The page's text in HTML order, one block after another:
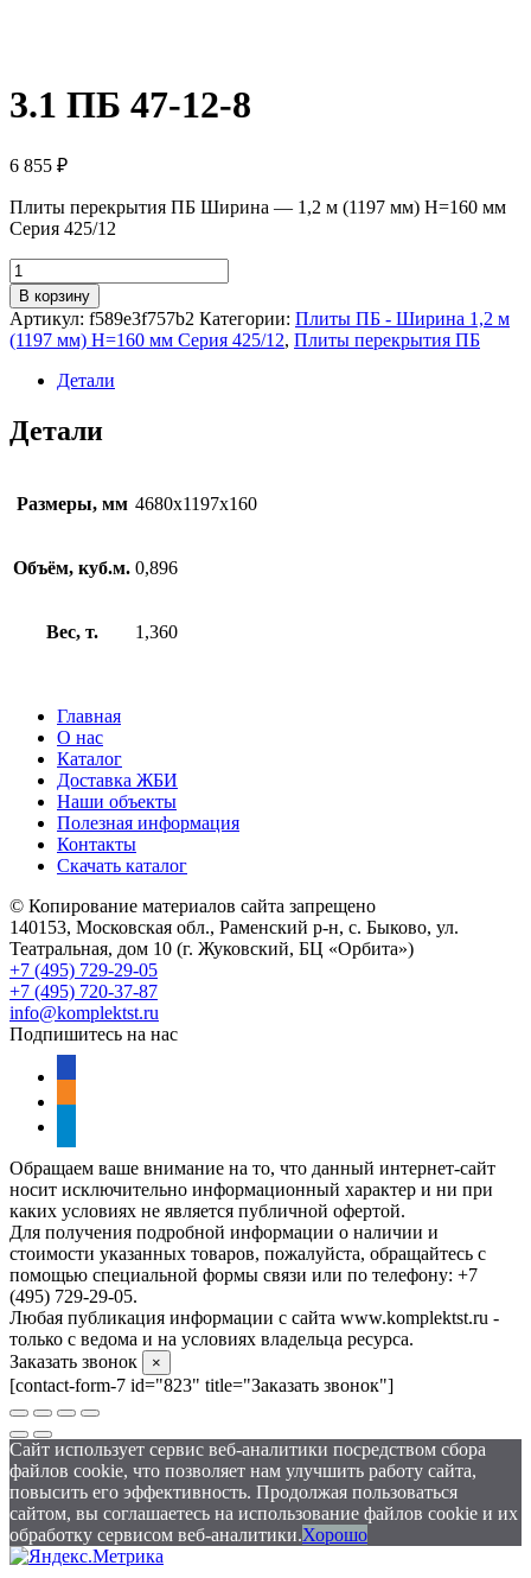
3.1 ПБ 47-12-8
6 855 ₽
Плиты перекрытия ПБ Ширина — 1,2 м (1197 мм) H=160 мм
Серия 425/12
Количество
товара
3.1
ПБ
47-
В корзину
Артикул: f589e3f757b2 Категории: Плиты ПБ - Ширина 1,2 м
(1197 мм) H=160 мм Серия 425/12, Плиты перекрытия ПБ
Детали
Детали
Размеры, мм 4680х1197х160
Объём, куб.м. 0,896
Вес, т. 1,360
Главная
О нас
Каталог
Доставка ЖБИ
Наши объекты
Полезная информация
Контакты
Скачать каталог
© Копирование материалов сайта запрещено
140153, Московская обл., Раменский р-н, с. Быково, ул.
Театральная, дом 10 (г. Жуковский, БЦ «Орбита»)
+7 (495) 729-29-05
+7 (495) 720-37-87
info@komplektst.ru
Подпишитесь на нас
Обращаем ваше внимание на то, что данный интернет-сайт
носит исключительно информационный характер и ни при
каких условиях не является публичной офертой.
Для получения подробной информации о наличии и
стоимости указанных товаров, пожалуйста, обращайтесь с
помощью специальной формы связи или по телефону: +7
(495) 729-29-05.
Любая публикация информации с сайта www.komplektst.ru -
только с ведома и на условиях владельца ресурса.
Заказать звонок
×
[contact-form-7 id="823" title="Заказать звонок"]
Сайт использует сервис веб-аналитики посредством сбора
файлов cookie, что позволяет нам улучшить работу сайта,
повысить его эффективность. Продолжая пользоваться
сайтом, вы соглашаетесь на использование файлов cookie и их
обработку сервисом веб-аналитики.Хорошо